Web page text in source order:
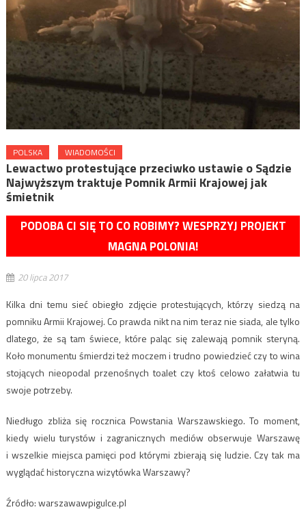
POLSKA WIADOMOŚCI
Lewactwo protestujące przeciwko ustawie o Sądzie
Najwyższym traktuje Pomnik Armii Krajowej jak
śmietnik
PODOBA CI SIĘ TO CO ROBIMY? WESPRZYJ PROJEKT
MAGNA POLONIA!
20 lipca 2017
Kil­ka dni temu sieć obiegło zdję­cie protes­tu­ją­cych, którzy siedzą na
pom­niku Armii Kra­jowej. Co praw­da nikt na nim ter­az nie sia­da, ale tylko
dlat­ego, że są tam świece, które paląc się zale­wa­ją pom­nik steryną.
Koło mon­u­men­tu śmierdzi też moczem i trud­no powiedzieć czy to wina
sto­ją­cych nieopo­dal przenośnych toalet czy ktoś celowo załatwia tu
swo­je potrze­by.
Niedłu­go zbliża się roczni­ca Pow­sta­nia Warsza­wskiego. To moment,
kiedy wielu turys­tów i zagranicznych mediów obser­wu­je Warsza­wę
i wszelkie miejs­ca pamię­ci pod który­mi zbier­a­ją się ludzie. Czy tak ma
wyglą­dać his­to­rycz­na wiz­ytówka Warszawy?
Źródło: warszawawpigulce.pl